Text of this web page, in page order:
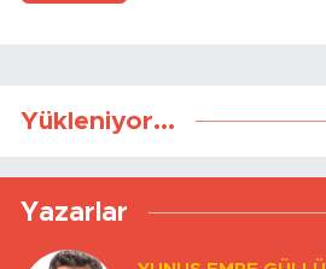
Yükleniyor...
Yazarlar